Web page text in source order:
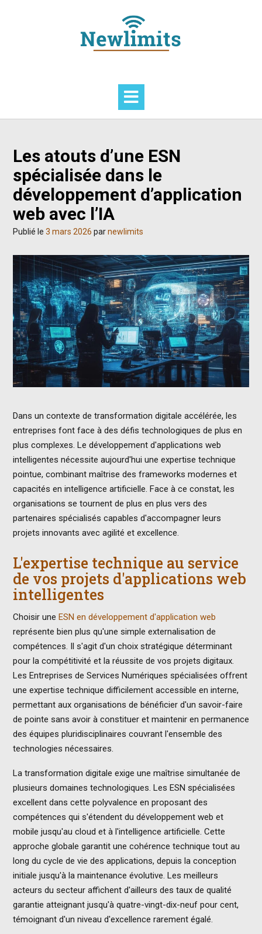
Les atouts d’une ESN
spécialisée dans le
développement d’application
web avec l’IA
Publié le 3 mars 2026 parnewlimits
Dans un contexte de transformation digitale accélérée, les
entreprises font face à des défis technologiques de plus en
plus complexes. Le développement d'applications web
intelligentes nécessite aujourd'hui une expertise technique
pointue, combinant maîtrise des frameworks modernes et
capacités en intelligence artificielle. Face à ce constat, les
organisations se tournent de plus en plus vers des
partenaires spécialisés capables d'accompagner leurs
projets innovants avec agilité et excellence.
L'expertise technique au service
de vos projets d'applications web
intelligentes
Choisir une ESN en développement d'application web
représente bien plus qu'une simple externalisation de
compétences. Il s'agit d'un choix stratégique déterminant
pour la compétitivité et la réussite de vos projets digitaux.
Les Entreprises de Services Numériques spécialisées offrent
une expertise technique difficilement accessible en interne,
permettant aux organisations de bénéficier d'un savoir-faire
de pointe sans avoir à constituer et maintenir en permanence
des équipes pluridisciplinaires couvrant l'ensemble des
technologies nécessaires.
La transformation digitale exige une maîtrise simultanée de
plusieurs domaines technologiques. Les ESN spécialisées
excellent dans cette polyvalence en proposant des
compétences qui s'étendent du développement web et
mobile jusqu'au cloud et à l'intelligence artificielle. Cette
approche globale garantit une cohérence technique tout au
long du cycle de vie des applications, depuis la conception
initiale jusqu'à la maintenance évolutive. Les meilleurs
acteurs du secteur affichent d'ailleurs des taux de qualité
garantie atteignant jusqu'à quatre-vingt-dix-neuf pour cent,
témoignant d'un niveau d'excellence rarement égalé.